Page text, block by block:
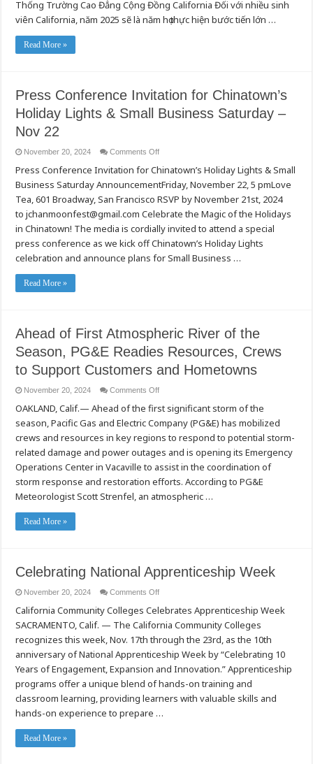
đẳng
cộng
đồng
Thống Trường Cao Đẳng Cộng Đồng California Đối với nhiều sinh
viên California, năm 2025 sẽ là năm họ thực hiện bước tiến lớn …
Read More »
Press Conference Invitation for Chinatown’s
Holiday Lights & Small Business Saturday –
Nov 22
November 20, 2024 Comments Offon
Conference
Invitation
for
Chinatown’s
Holiday
Lights
&
Small
Business
Saturday
Nov
Press Conference Invitation for Chinatown’s Holiday Lights & Small
Business Saturday AnnouncementFriday, November 22, 5 pmLove
Tea, 601 Broadway, San Francisco RSVP by November 21st, 2024
to jchanmoonfest@gmail.com Celebrate the Magic of the Holidays
in Chinatown! The media is cordially invited to attend a special
press conference as we kick off Chinatown’s Holiday Lights
celebration and announce plans for Small Business …
Read More »
Ahead of First Atmospheric River of the
Season, PG&E Readies Resources, Crews
to Support Customers and Hometowns
November 20, 2024 Comments Offon
of
First
Atmospheric
River
of
Season,
PG&E
Readies
Resources,
to
OAKLAND, Calif.— Ahead of the first significant storm of the
season, Pacific Gas and Electric Company (PG&E) has mobilized
crews and resources in key regions to respond to potential storm-
related damage and power outages and is opening its Emergency
Operations Center in Vacaville to assist in the coordination of
storm response and restoration efforts. According to PG&E
Meteorologist Scott Strenfel, an atmospheric …
Read More »
Celebrating National Apprenticeship Week
November 20, 2024 Comments Offon
National
Apprenticeship
Week
California Community Colleges Celebrates Apprenticeship Week
SACRAMENTO, Calif. — The California Community Colleges
recognizes this week, Nov. 17th through the 23rd, as the 10th
anniversary of National Apprenticeship Week by “Celebrating 10
Years of Engagement, Expansion and Innovation.” Apprenticeship
programs offer a unique blend of hands-on training and
classroom learning, providing learners with valuable skills and
hands-on experience to prepare …
Read More »